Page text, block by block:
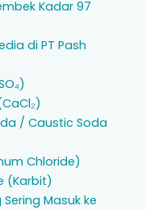
Kadar 97
di PT Pash
/ Caustic Soda
Chloride)
(Karbit)
Masuk ke